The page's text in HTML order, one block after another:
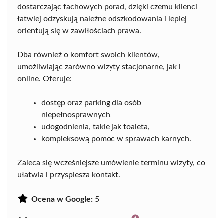
dostarczając fachowych porad, dzięki czemu klienci
łatwiej odzyskują należne odszkodowania i lepiej
orientują się w zawiłościach prawa.
Dba również o komfort swoich klientów,
umożliwiając zarówno wizyty stacjonarne, jak i
online. Oferuje:
dostęp oraz parking dla osób
niepełnosprawnych,
udogodnienia, takie jak toaleta,
kompleksową pomoc w sprawach karnych.
Zaleca się wcześniejsze umówienie terminu wizyty, co
ułatwia i przyspiesza kontakt.
Ocena w Google: 5